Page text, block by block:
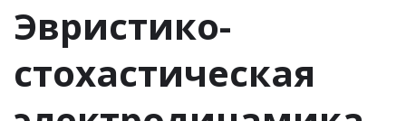
Эвристико-
стохастическая